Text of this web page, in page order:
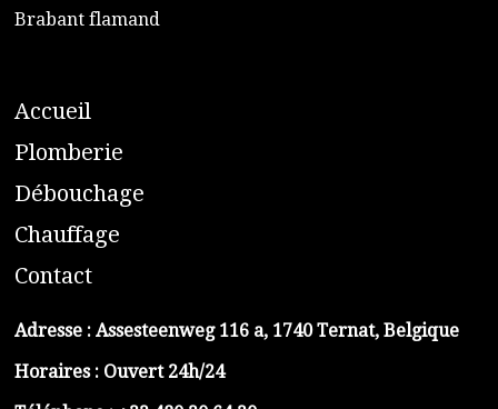
​Brabant flamand
Accueil
​Plomberie
Débouchage
Chauffage
Contact
Adresse : Assesteenweg 116 a, 1740 Ternat, Belgique
Horaires : Ouvert 24h/24